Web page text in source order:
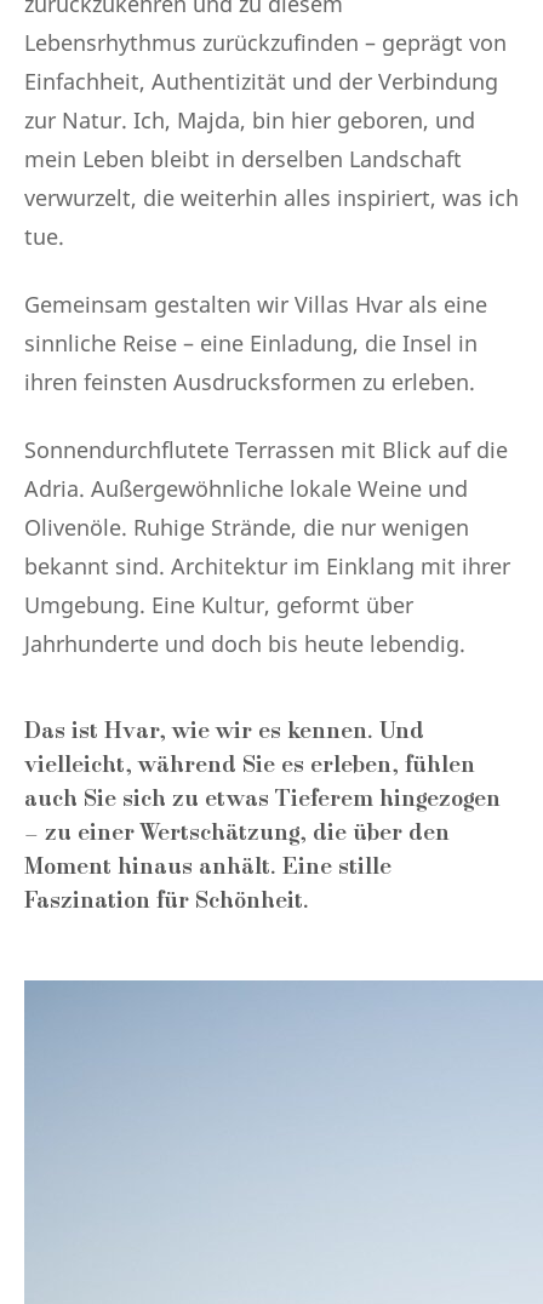
Lebensrhythmus zurückzufinden – geprägt von
Einfachheit, Authentizität und der Verbindung
zur Natur. Ich, Majda, bin hier geboren, und
mein Leben bleibt in derselben Landschaft
verwurzelt, die weiterhin alles inspiriert, was ich
tue.
Gemeinsam gestalten wir Villas Hvar als eine
sinnliche Reise – eine Einladung, die Insel in
ihren feinsten Ausdrucksformen zu erleben.
Sonnendurchflutete Terrassen mit Blick auf die
Adria. Außergewöhnliche lokale Weine und
Olivenöle. Ruhige Strände, die nur wenigen
bekannt sind. Architektur im Einklang mit ihrer
Umgebung. Eine Kultur, geformt über
Jahrhunderte und doch bis heute lebendig.
Das ist Hvar, wie wir es kennen. Und
vielleicht, während Sie es erleben, fühlen
auch Sie sich zu etwas Tieferem hingezogen
– zu einer Wertschätzung, die über den
Moment hinaus anhält. Eine stille
Faszination für Schönheit.